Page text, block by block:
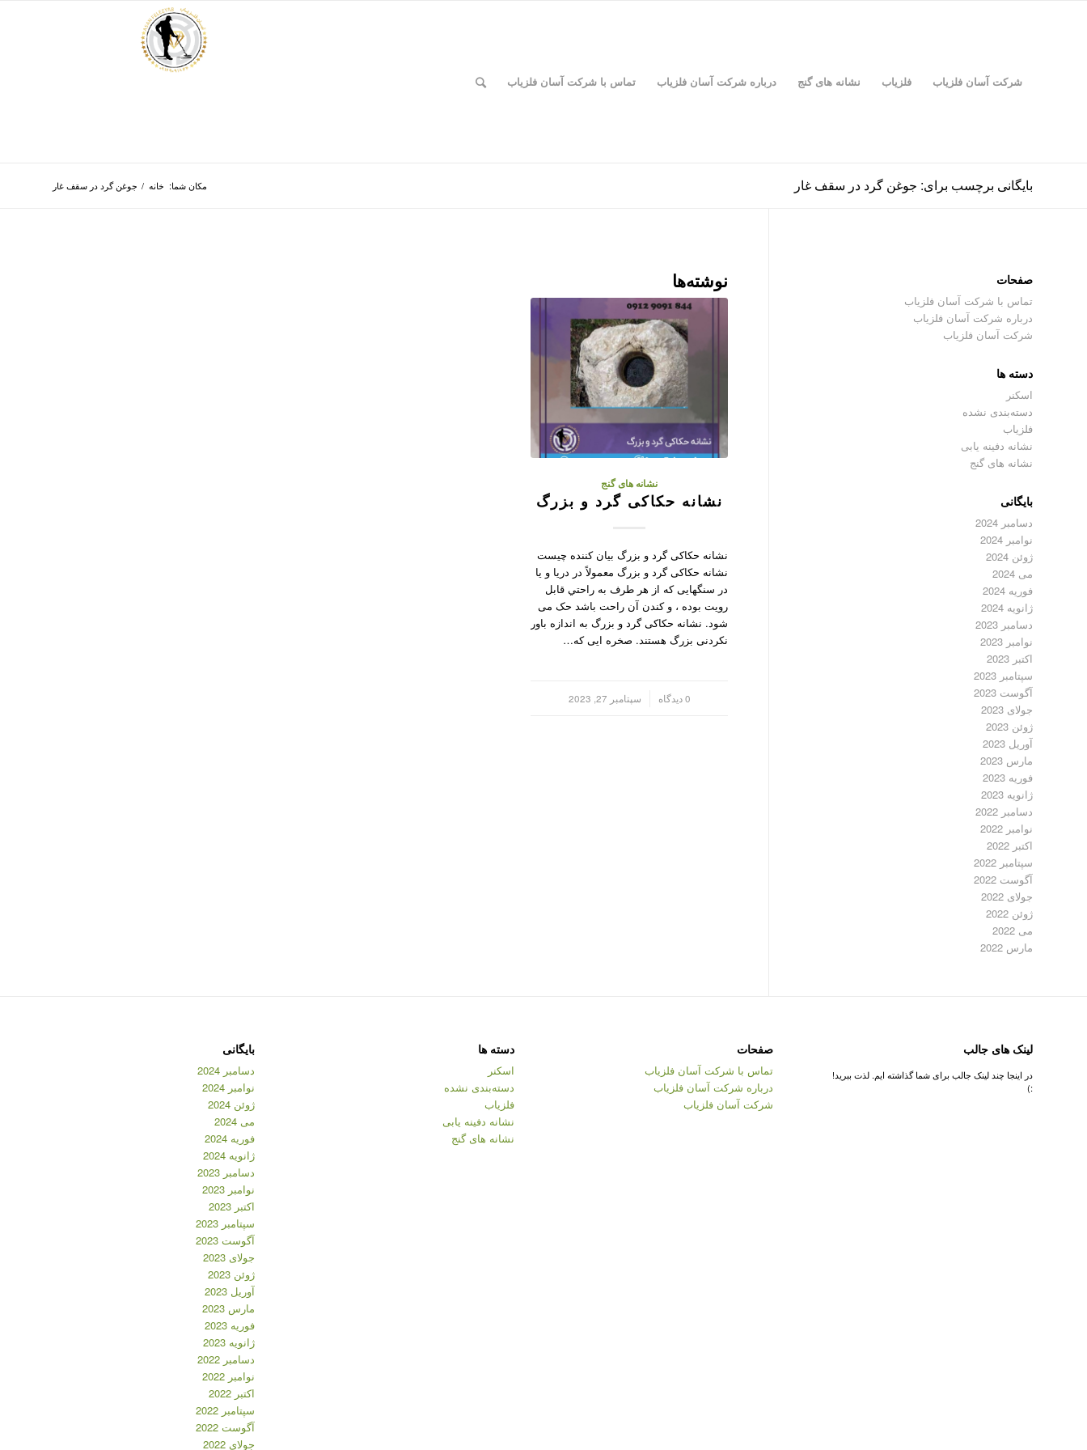
شرکت آسان فلزیاب فلزیاب نشانه های گنج درباره شرکت آسان فلزیاب تماس با شرکت آسان فلزیاب
بایگانی برچسب برای: جوغن گرد در سقف غار مکان شما: خانه / جوغن گرد در سقف غار
نوشته‌ها
نشانه های گنج
نشانه حکاکی گرد و بزرگ
نشانه حکاکی گرد و بزرگ بیان کننده چیست
نشانه حکاکی گرد و بزرگ معمولاً در دریا و یا
در سنگهایی که از هر طرف به راحتي قابل
رويت بوده ، و کندن آن راحت باشد حک می
شود. نشانه حکاکی گرد و بزرگ به اندازه باور
نکردنی بزرگ هستند. صخره ایی که…
0 دیدگاه سپتامبر 27, 2023
صفحات
تماس با شرکت آسان فلزیاب
درباره شرکت آسان فلزیاب
شرکت آسان فلزیاب
دسته ها
اسکنر
دسته‌بندی نشده
فلزیاب
نشانه دفینه یابی
نشانه های گنج
بایگانی
دسامبر 2024
نوامبر 2024
ژوئن 2024
می 2024
فوریه 2024
ژانویه 2024
دسامبر 2023
نوامبر 2023
اکتبر 2023
سپتامبر 2023
آگوست 2023
جولای 2023
ژوئن 2023
آوریل 2023
مارس 2023
فوریه 2023
ژانویه 2023
دسامبر 2022
نوامبر 2022
اکتبر 2022
سپتامبر 2022
آگوست 2022
جولای 2022
ژوئن 2022
می 2022
مارس 2022
لینک های جالب
در اینجا چند لینک جالب برای شما گذاشته ایم. لذت ببرید!
:)
صفحات
تماس با شرکت آسان فلزیاب
درباره شرکت آسان فلزیاب
شرکت آسان فلزیاب
دسته ها
اسکنر
دسته‌بندی نشده
فلزیاب
نشانه دفینه یابی
نشانه های گنج
بایگانی
دسامبر 2024
نوامبر 2024
ژوئن 2024
می 2024
فوریه 2024
ژانویه 2024
دسامبر 2023
نوامبر 2023
اکتبر 2023
سپتامبر 2023
آگوست 2023
جولای 2023
ژوئن 2023
آوریل 2023
مارس 2023
فوریه 2023
ژانویه 2023
دسامبر 2022
نوامبر 2022
اکتبر 2022
سپتامبر 2022
آگوست 2022
جولای 2022